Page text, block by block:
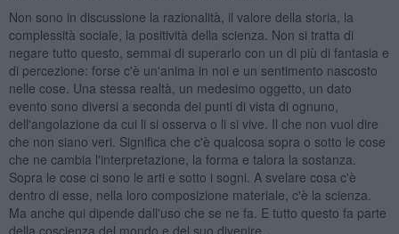
Non sono in discussione la razionalità, il valore della storia, la
complessità sociale, la positività della scienza. Non si tratta di
negare tutto questo, semmai di superarlo con un di più di fantasia e
di percezione: forse c'è un'anima in noi e un sentimento nascosto
nelle cose. Una stessa realtà, un medesimo oggetto, un dato
evento sono diversi a seconda dei punti di vista di ognuno,
dell'angolazione da cui li si osserva o li si vive. Il che non vuol dire
che non siano veri. Significa che c'è qualcosa sopra o sotto le cose
che ne cambia l'interpretazione, la forma e talora la sostanza.
Sopra le cose ci sono le arti e sotto i sogni. A svelare cosa c'è
dentro di esse, nella loro composizione materiale, c'è la scienza.
Ma anche qui dipende dall'uso che se ne fa. E tutto questo fa parte
della coscienza del mondo e del suo divenire.